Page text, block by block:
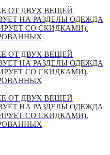
ОТ ДВУХ ВЕЩЕЙ
НА РАЗДЕЛЫ ОДЕЖДА
СО СКИДКАМИ).
ОТ ДВУХ ВЕЩЕЙ
НА РАЗДЕЛЫ ОДЕЖДА
СО СКИДКАМИ).
ОТ ДВУХ ВЕЩЕЙ
НА РАЗДЕЛЫ ОДЕЖДА
СО СКИДКАМИ).